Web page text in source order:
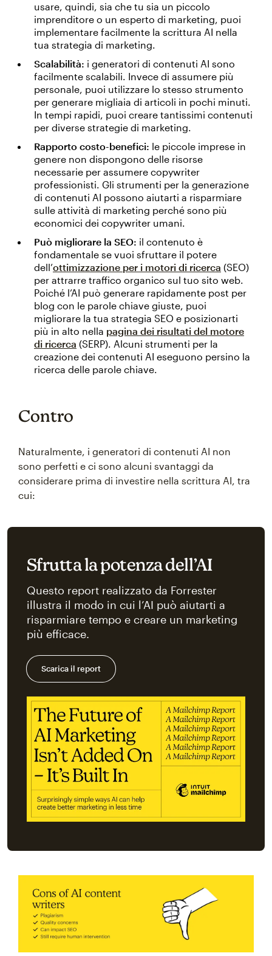
usare, quindi, sia che tu sia un piccolo
imprenditore o un esperto di marketing, puoi
implementare facilmente la scrittura AI nella
tua strategia di marketing.
Scalabilità: i generatori di contenuti AI sono
facilmente scalabili. Invece di assumere più
personale, puoi utilizzare lo stesso strumento
per generare migliaia di articoli in pochi minuti.
In tempi rapidi, puoi creare tantissimi contenuti
per diverse strategie di marketing.
Rapporto costo-benefici: le piccole imprese in
genere non dispongono delle risorse
necessarie per assumere copywriter
professionisti. Gli strumenti per la generazione
di contenuti AI possono aiutarti a risparmiare
sulle attività di marketing perché sono più
economici dei copywriter umani.
Può migliorare la SEO: il contenuto è
fondamentale se vuoi sfruttare il potere
dell’ottimizzazione per i motori di ricerca (SEO)
per attrarre traffico organico sul tuo sito web.
Poiché l’AI può generare rapidamente post per
blog con le parole chiave giuste, puoi
migliorare la tua strategia SEO e posizionarti
più in alto nella pagina dei risultati del motore
di ricerca (SERP). Alcuni strumenti per la
creazione dei contenuti AI eseguono persino la
ricerca delle parole chiave.
Contro
Naturalmente, i generatori di contenuti AI non
sono perfetti e ci sono alcuni svantaggi da
considerare prima di investire nella scrittura AI, tra
cui:
Sfrutta la potenza dell’AI
Questo report realizzato da Forrester
illustra il modo in cui l’AI può aiutarti a
risparmiare tempo e creare un marketing
più efficace.
Scarica il report